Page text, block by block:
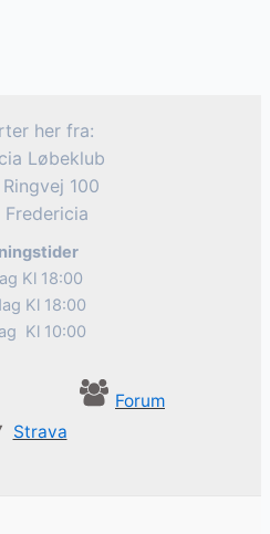
her fra:
Løbeklub
100
Fredericia
Kl 18:00
Kl 18:00
Kl 10:00
Forum
Strava